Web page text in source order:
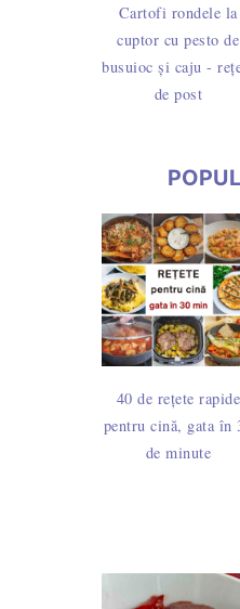
Cartofi rondele la
cuptor cu pesto de
busuioc și caju -
de post
40 de rețete rapide
pentru cină, gata în
de minute